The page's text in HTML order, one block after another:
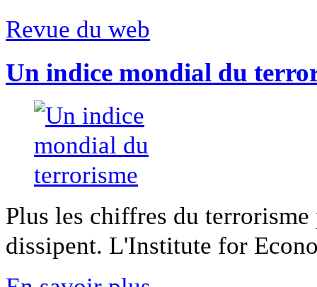
Revue du web
Un indice mondial du
Plus les chiffres du
dissipent. L'Institute for